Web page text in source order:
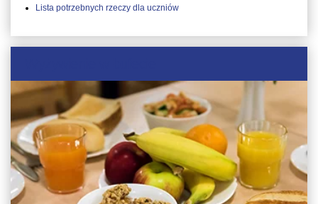
Lista potrzebnych rzeczy dla uczniów